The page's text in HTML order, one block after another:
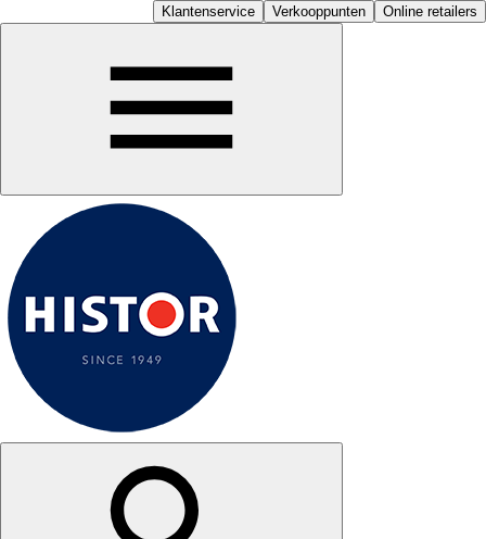
Klantenservice Verkooppunten Online retailers